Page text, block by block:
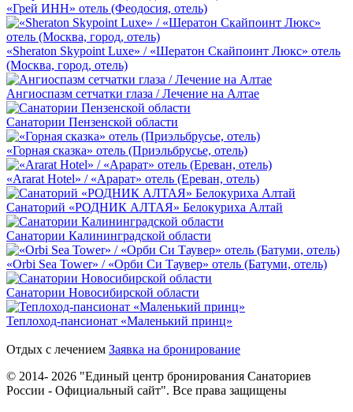
«Грей ИНН» отель (Феодосия, отель)
«Sheraton Skypoint Luxe» / «Шератон Скайпоинт Люкс» отель
(Москва, город, отель)
Ангиоспазм сетчатки глаза / Лечение на Алтае
Санатории Пензенской области
«Горная сказка» отель (Приэльбрусье, отель)
«Ararat Hotel» / «Арарат» отель (Ереван, отель)
Санаторий «РОДНИК АЛТАЯ» Белокуриха Алтай
Санатории Калининградской области
«Orbi Sea Tower» / «Орби Си Таувер» отель (Батуми, отель)
Санатории Новосибирской области
Теплоход-пансионат «Маленький принц»
Отдых с лечением Заявка на бронирование
© 2014- 2026 "Единый центр бронирования Санаториев
России - Официальный сайт". Все права защищены